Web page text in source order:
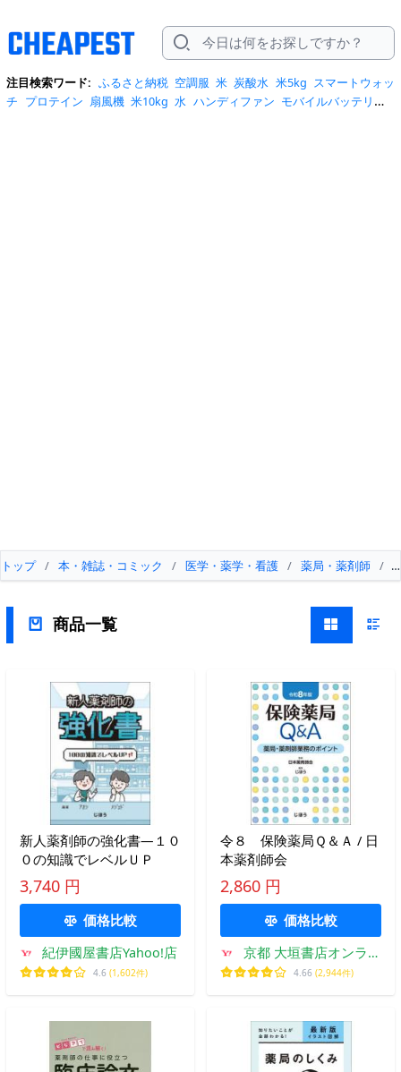
注目検索ワード: ふるさと納税 空調服 米 炭酸水 米5kg スマートウォッ
チ プロテイン 扇風機 米10kg 水 ハンディファン モバイルバッテリー
トップ / 本・雑誌・コミック / 医学・薬学・看護 / 薬局・薬剤師 /
商品一覧
新人薬剤師の強化書―１０
０の知識でレベルＵＰ
3,740 円
価格比較
紀伊國屋書店Yahoo!店
4.6 (1,602件)
令８ 保険薬局Ｑ＆Ａ / 日
本薬剤師会
2,860 円
価格比較
京都 大垣書店オンライ
ン
4.66 (2,944件)